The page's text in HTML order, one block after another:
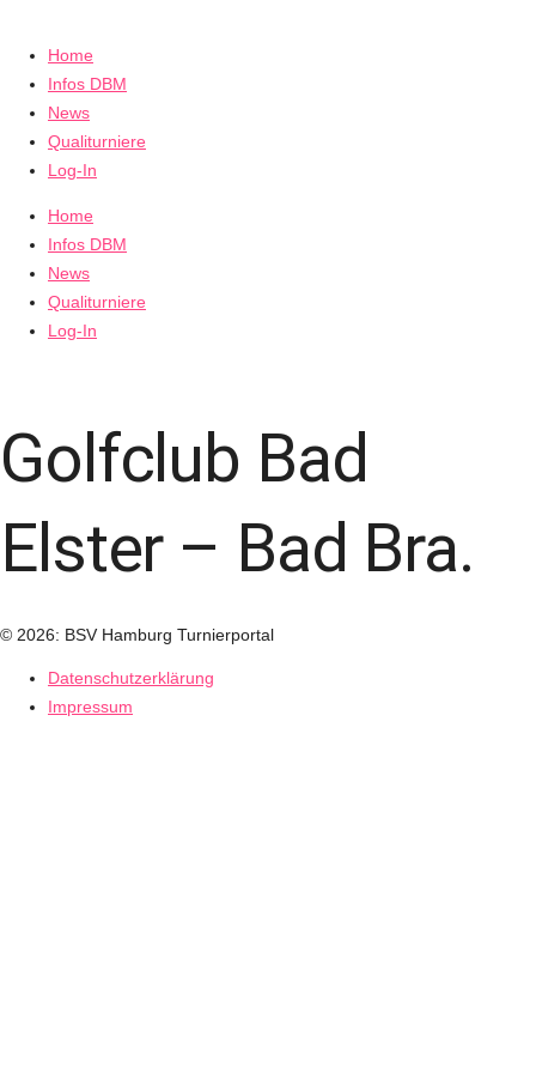
Home
Infos DBM
News
Qualiturniere
Log-In
Home
Infos DBM
News
Qualiturniere
Log-In
Golfclub Bad
Elster – Bad Bra.
© 2026: BSV Hamburg Turnierportal
Datenschutzerklärung
Impressum